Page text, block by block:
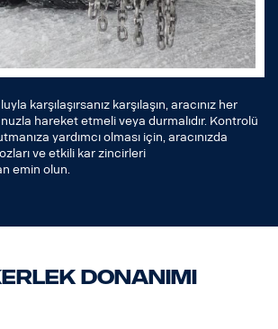
karşılaşırsanız karşılaşın, aracınız her
hareket etmeli veya durmalıdır. Kontrolü
yardımcı olması için, aracınızda
ve etkili kar zincirleri
emin olun.
donanımı